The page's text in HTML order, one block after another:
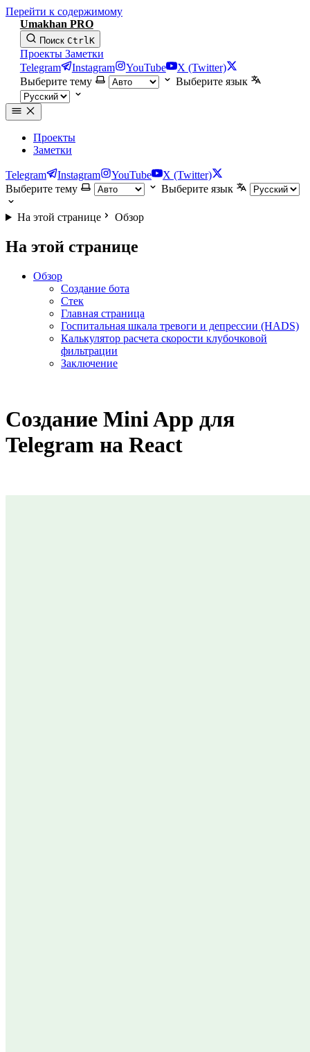
Перейти к содержимому
Umakhan PRO
Поиск CtrlK
Проекты Заметки
Telegram
Instagram YouTube
X (Twitter)
Выберите тему
Выберите язык
Проекты
Заметки
Telegram Instagram YouTube
X (Twitter)
Выберите тему
Выберите язык
На этой странице Обзор
На этой странице
Обзор
Создание бота
Стек
Главная страница
Госпитальная шкала тревоги и депрессии (HADS)
Калькулятор расчета скорости клубочковой
фильтрации
Заключение
Создание Mini App для
Telegram на React